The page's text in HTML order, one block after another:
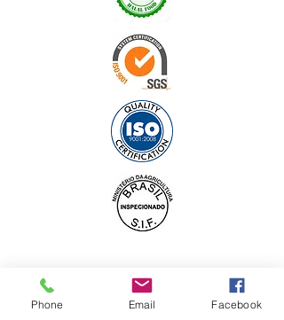
Мұздатылған тауық еті
Мұздатылған шошқа еті
Мұздатылған сиыр еті
Phone Email Facebook